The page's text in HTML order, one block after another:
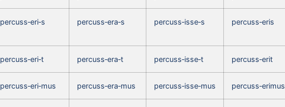
percuss‑eri‑s percuss‑era‑s percuss‑isse‑s percuss‑eris
percuss‑eri‑t percuss‑era‑t percuss‑isse‑t percuss‑erit
percuss‑eri‑mus percuss‑era‑mus percuss‑isse‑mus percuss‑erimus